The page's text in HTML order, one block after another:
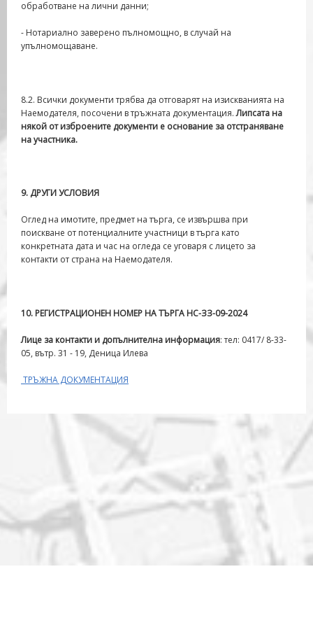
обработване на лични данни;
- Нотариално заверено пълномощно, в случай на
упълномощаване.
8.2. Всички документи трябва да отговарят на изискванията на
Наемодателя, посочени в тръжната документация.Липсата на
някой от изброените документи е основание за отстраняване
на участника.
9. ДРУГИ УСЛОВИЯ
Оглед на имотите, предмет на търга, се извършва при
поискване от потенциалните участници в търга като
конкретната дата и час на огледа се уговаря с лицето за
контакти от страна на Наемодателя.
10. РЕГИСТРАЦИОНЕН НОМЕР НА ТЪРГА НС-ЗЗ-09-2024
Лице за контакти и допълнителна информация: тел: 0417/ 8-33-
05, вътр. 31 - 19, Деница Илева
ТРЪЖНА ДОКУМЕНТАЦИЯ